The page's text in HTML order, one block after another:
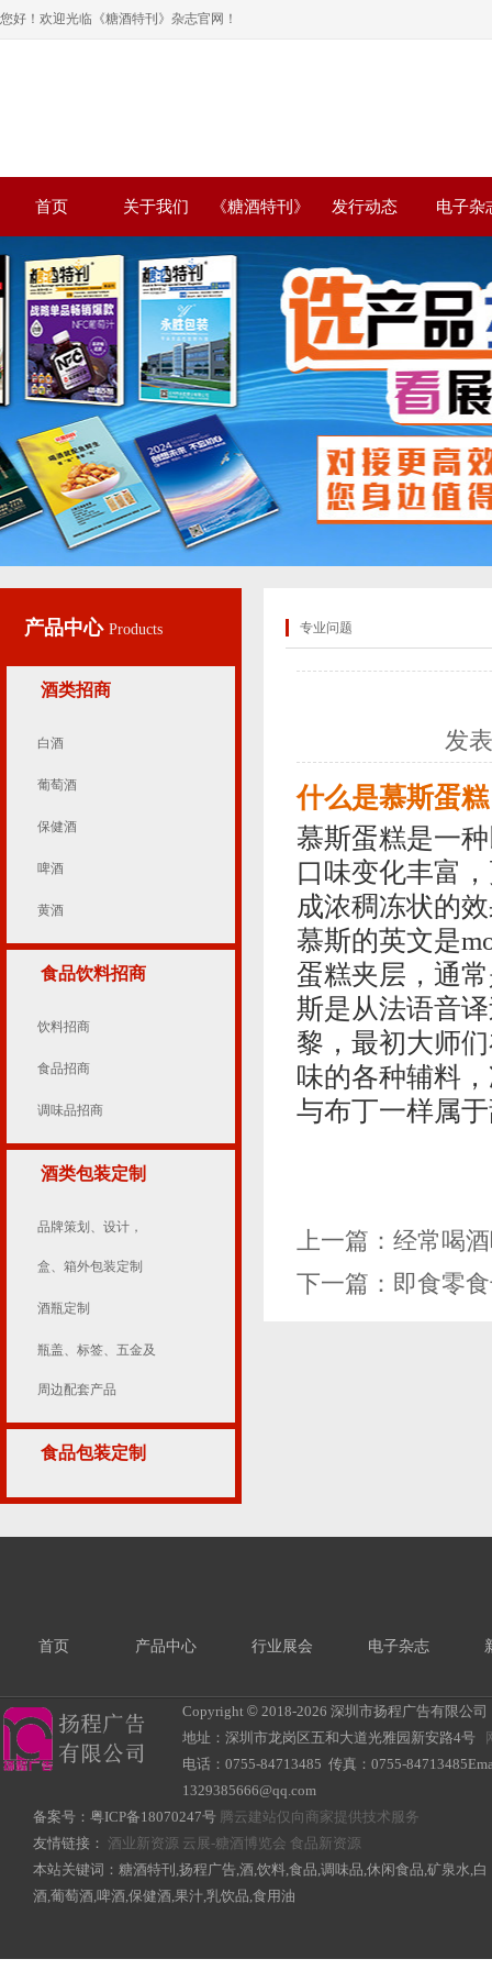
您好！欢迎光临《糖酒特刊》杂志官网！
首页 关于我们 《糖酒特刊》 发行动态 电子杂
产品中心 Products
酒类招商
白酒
葡萄酒
保健酒
啤酒
黄酒
食品饮料招商
饮料招商
食品招商
调味品招商
酒类包装定制
品牌策划、设计，
盒、箱外包装定制
酒瓶定制
瓶盖、标签、五金及
周边配套产品
食品包装定制
专业问题
发
什么是慕斯蛋糕
慕斯蛋糕是一
口味变化丰富
成浓稠冻状的
慕斯的英文是
蛋糕夹层，通
斯是从法语音
黎，最初大师
味的各种辅料
与布丁一样属
上一篇： 经常喝
下一篇： 即食零
首页 产品中心 行业展会 电子杂志
Copyright © 2018-2026 深圳市扬程广告有限公
地址：深圳市龙岗区五和大道光雅园新安路4号
电话：0755-84713485 传真：0755-
1329385666@qq.com
备案号： 粤ICP备18070247号 腾云建站仅向商家提供技术服务
友情链接： 酒业新资源 云展-糖酒博览会 食品新资源
本站关键词：糖酒特刊,扬程广告,酒,饮料,食品,调味品,休闲食品,矿泉水,白
酒,葡萄酒,啤酒,保健酒,果汁,乳饮品,食用油